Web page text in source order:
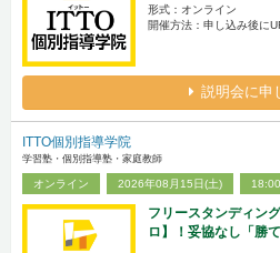
形式：オンライン
開催方法：申し込み後に
説明会に申
ITTO個別指導学院
学習塾・個別指導塾・家庭教師
オンライン 2026年08月15日(土)
フリースタンディン
ロ】！妥協なし「勝